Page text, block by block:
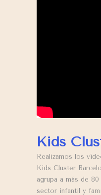
Kids
Realizamos los
Kids Cluster
agrupa a más de
sector infantil y